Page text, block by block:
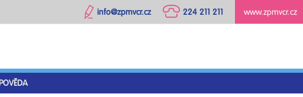
www.zpmvcr.cz
224 211 211
info@zpmvcr.cz